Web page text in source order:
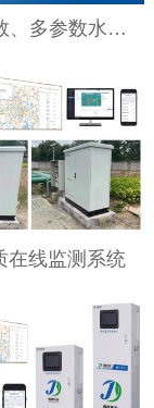
JD-I单参数、多参数水质在线分析仪
在线监测系统